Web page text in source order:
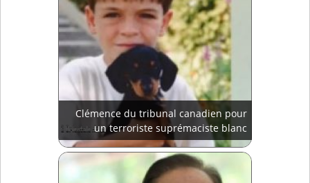
Clémence du tribunal canadien pour
un terroriste suprémaciste blanc